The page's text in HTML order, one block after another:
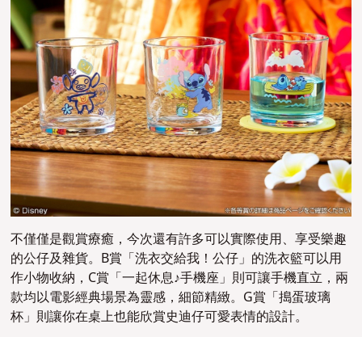
不僅僅是觀賞療癒，今次還有許多可以實際使用、享受樂趣
的公仔及雜貨。B賞「洗衣交給我！公仔」的洗衣籃可以用
作小物收納，C賞「一起休息♪手機座」則可讓手機直立，兩
款均以電影經典場景為靈感，細節精緻。G賞「搗蛋玻璃
杯」則讓你在桌上也能欣賞史迪仔可愛表情的設計。